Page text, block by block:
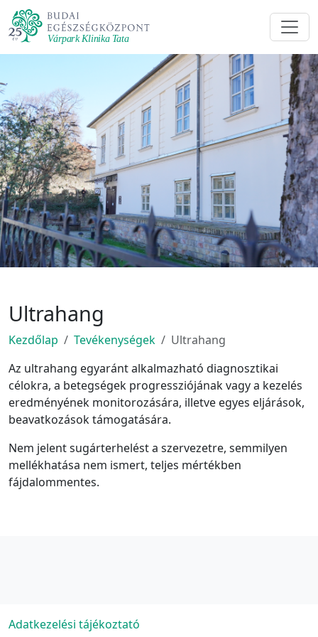
Ultrahang
Kezdőlap Tevékenységek
Ultrahang
Az ultrahang egyaránt alkalmazható diagnosztikai
célokra, a betegségek progressziójának vagy a kezelés
eredményének monitorozására, illetve egyes eljárások,
beavatkozások támogatására.
Nem jelent sugárterhelést a szervezetre, semmilyen
mellékhatása nem ismert, teljes mértékben
fájdalommentes.
Adatkezelési tájékoztató